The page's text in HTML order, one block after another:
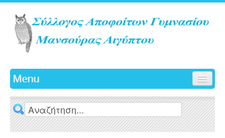
Menu
ΑΡΧΙΚΗ
ΙΣΤΟΡΙΚΟ
ΓΛΑΥΚΑ